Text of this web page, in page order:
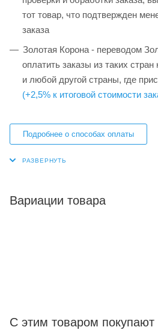
тот товар, что подтвержден
заказа
Золотая Корона - переводом
оплатить заказы из таких
и любой другой страны, где
(+2,5% к итоговой стоимости
Подробнее о способах оплаты
Вариации товара
С этим товаром покупают